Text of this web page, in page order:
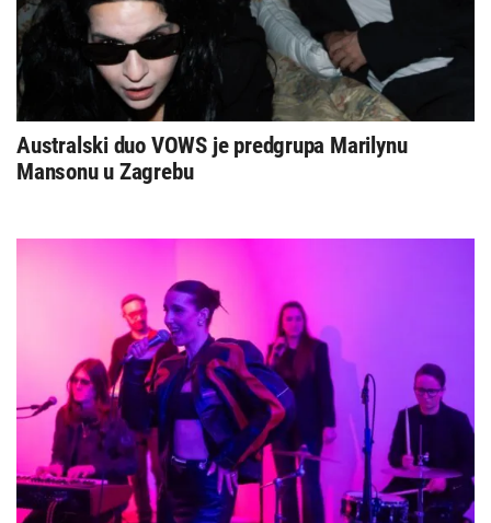
Australski duo VOWS je predgrupa Marilynu
Mansonu u Zagrebu